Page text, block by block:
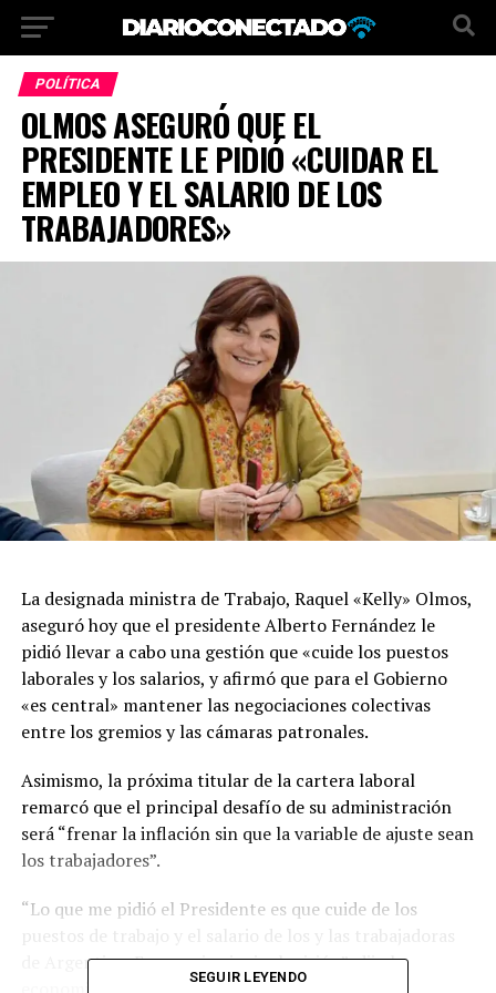
POLÍTICA
OLMOS ASEGURÓ QUE EL
PRESIDENTE LE PIDIÓ «CUIDAR EL
EMPLEO Y EL SALARIO DE LOS
TRABAJADORES»
La designada ministra de Trabajo, Raquel «Kelly» Olmos,
aseguró hoy que el presidente Alberto Fernández le
pidió llevar a cabo una gestión que «cuide los puestos
laborales y los salarios, y afirmó que para el Gobierno
«es central» mantener las negociaciones colectivas
entre los gremios y las cámaras patronales.
Asimismo, la próxima titular de la cartera laboral
remarcó que el principal desafío de su administración
será “frenar la inflación sin que la variable de ajuste sean
los trabajadores”.
“Lo que me pidió el Presidente es que cuide de los
puestos de trabajo y el salario de los y las trabajadoras
de Argentina. Esa es mi principal misión”, dijo la
SEGUIR LEYENDO